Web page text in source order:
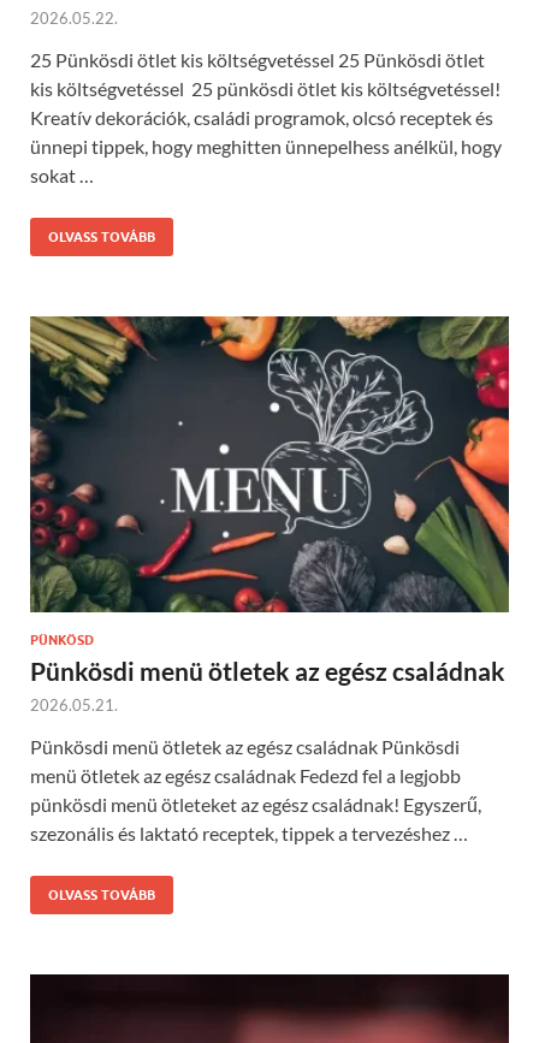
2026.05.22.
25 Pünkösdi ötlet kis költségvetéssel 25 Pünkösdi ötlet
kis költségvetéssel 25 pünkösdi ötlet kis költségvetéssel!
Kreatív dekorációk, családi programok, olcsó receptek és
ünnepi tippek, hogy meghitten ünnepelhess anélkül, hogy
sokat …
OLVASS TOVÁBB
PÜNKÖSD
Pünkösdi menü ötletek az egész családnak
2026.05.21.
Pünkösdi menü ötletek az egész családnak Pünkösdi
menü ötletek az egész családnak Fedezd fel a legjobb
pünkösdi menü ötleteket az egész családnak! Egyszerű,
szezonális és laktató receptek, tippek a tervezéshez …
OLVASS TOVÁBB